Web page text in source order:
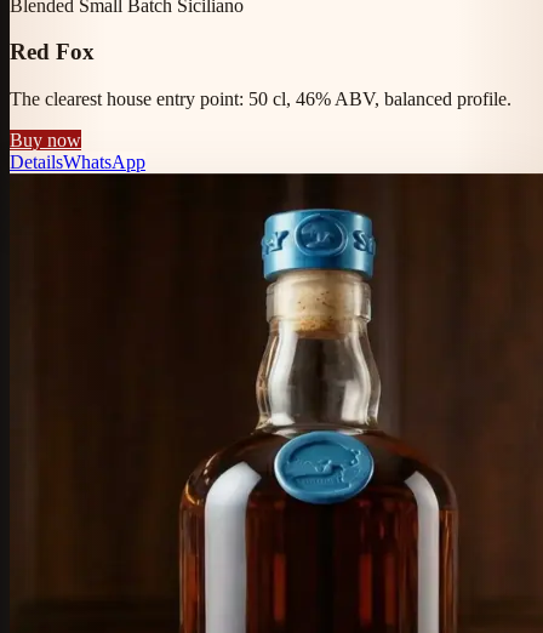
Blended Small Batch Siciliano
Red Fox
The clearest house entry point: 50 cl, 46% ABV, balanced profile.
Buy now
DetailsWhatsApp